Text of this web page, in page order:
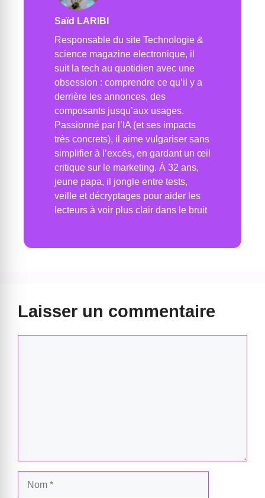
Saïd LARIBI
Responsable du site Technologie &
science magazine electronique, il
suit la tech au quotidien avec une
obsession : comprendre ce qu’il y a
derrière les annonces, des
composants jusqu’aux usages.
Passionné par l’IA (et ses impacts
très concrets), il aime vulgariser sans
simplifier à l’excès, en gardant un œil
critique sur le marketing. À 32 ans,
jeune papa, il jongle entre tests,
veille et décryptages pour aider les
lecteurs à voir plus clair dans le bruit
Laisser un commentaire